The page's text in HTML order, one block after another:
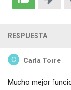
RESPUESTA
Carla Torre
Mucho mejor